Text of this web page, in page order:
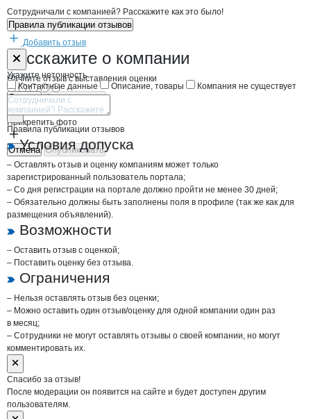
Сотрудничали с компанией? Расскажите как это было!
Правила публикации отзывов
Добавить отзыв
Расскажите о компании
Начните отзыв с выставления оценки
Прикрепить фото
Отмена Опубликовать
Форма обратной связи о неточностях
Укажите неточность
Контактные данные
Описание, товары Компания не существует
Отмена Опубликовать
Правила публикации отзывов
Условия допуска
– Оставлять отзыв и оценку компаниям может только
зарегистрированный пользователь портала;
– Со дня регистрации на портале должно пройти не менее 30 дней;
– Обязательно должны быть заполнены поля в профиле (так же как для
размещения объявлений).
Возможности
– Оставить отзыв с оценкой;
– Поставить оценку без отзыва.
Ограничения
– Нельзя оставлять отзыв без оценки;
– Можно оставить один отзыв/оценку для одной компании один раз
в месяц;
– Сотрудники не могут оставлять отзывы о своей компании, но могут
комментировать их.
Спасибо за отзыв!
После модерации он появится на сайте и будет доступен другим
пользователям.